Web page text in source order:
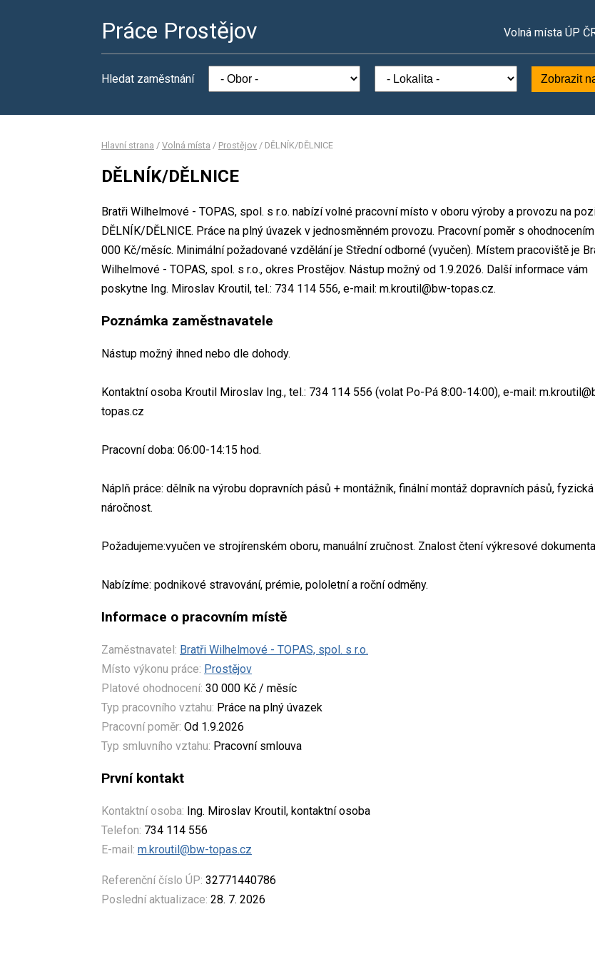
Práce Prostějov Volná místa ÚP
Hledat zaměstnání Zobrazit
Hlavní strana / Volná místa / Prostějov / DĚLNÍK/DĚLNICE
DĚLNÍK/DĚLNICE
Bratři Wilhelmové - TOPAS, spol. s r.o. nabízí volné pracovní místo v oboru výroby a provozu na
DĚLNÍK/DĚLNICE. Práce na plný úvazek v jednosměnném provozu. Pracovní poměr s
000 Kč/měsíc. Minimální požadované vzdělání je Střední odborné (vyučen). Místem pracoviště je
Wilhelmové - TOPAS, spol. s r.o., okres Prostějov. Nástup možný od 1.9.2026. Další informace vám
poskytne Ing. Miroslav Kroutil, tel.: 734 114 556, e-mail: m.kroutil@bw-topas.cz.
Poznámka zaměstnavatele
Nástup možný ihned nebo dle dohody.
Kontaktní osoba Kroutil Miroslav Ing., tel.: 734 114 556 (volat Po-Pá 8:00-14:00), e-mail:
topas.cz
Pracovní doba: 06:00-14:15 hod.
Náplň práce: dělník na výrobu dopravních pásů + montážník, finální montáž dopravních pásů, fyzická
náročnost.
Požadujeme:vyučen ve strojírenském oboru, manuální zručnost. Znalost čtení výkresové
Nabízíme: podnikové stravování, prémie, pololetní a roční odměny.
Informace o pracovním místě
Zaměstnavatel: Bratři Wilhelmové - TOPAS, spol. s r.o.
Místo výkonu práce: Prostějov
Platové ohodnocení: 30 000 Kč / měsíc
Typ pracovního vztahu: Práce na plný úvazek
Pracovní poměr: Od 1.9.2026
Typ smluvního vztahu: Pracovní smlouva
První kontakt
Kontaktní osoba: Ing. Miroslav Kroutil, kontaktní osoba
Telefon: 734 114 556
E-mail: m.kroutil@bw-topas.cz
Referenční číslo ÚP: 32771440786
Poslední aktualizace: 28. 7. 2026